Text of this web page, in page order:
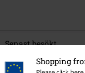
Shopping
Senast besökt